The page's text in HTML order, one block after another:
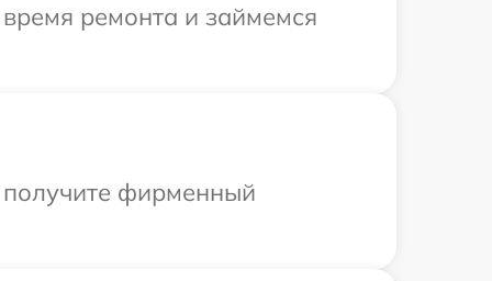
ремонта и займемся
фирменный